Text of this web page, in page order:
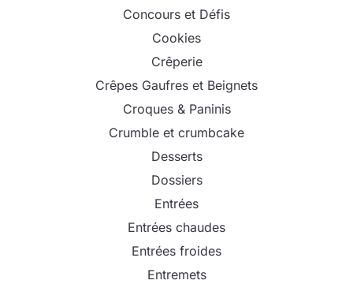
Concours et Défis
Cookies
Crêperie
Crêpes Gaufres et Beignets
Croques & Paninis
Crumble et crumbcake
Desserts
Dossiers
Entrées
Entrées chaudes
Entrées froides
Entremets